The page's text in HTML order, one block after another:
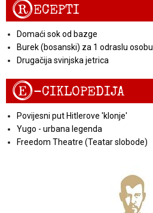
RECEPTI
Domaći sok od bazge
Burek (bosanski) za 1 odraslu osobu
Drugačija svinjska jetrica
E-CIKLOPEDIJA
Povijesni put Hitlerove 'klonje'
Yugo - urbana legenda
Freedom Theatre (Teatar slobode)